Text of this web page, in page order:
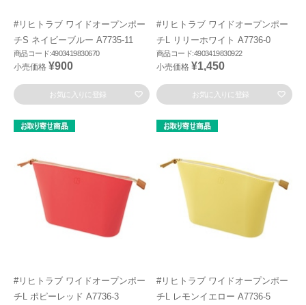
#リヒトラブ ワイドオープンポー
チS ネイビーブルー A7735-11
商品コード:4903419830670
小売価格 ¥900
お気に入りに登録
#リヒトラブ ワイドオープンポー
チL リリーホワイト A7736-0
商品コード:4903419830922
小売価格 ¥1,450
お気に入りに登録
#リヒトラブ ワイドオープンポー
チL ポピーレッド A7736-3
#リヒトラブ ワイドオープンポー
チL レモンイエロー A7736-5